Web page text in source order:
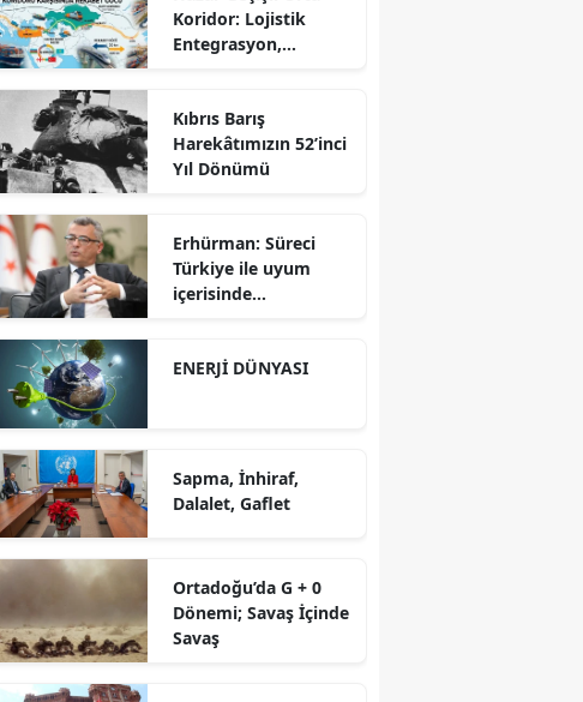
Koridor: Lojistik
Entegrasyon,
Karşısında Rekabet
Gücü
Kıbrıs Barış
Harekâtımızın 52’inci
Yıl Dönümü
Erhürman: Süreci
Türkiye ile uyum
içerisinde
ENERJİ DÜNYASI
Sapma, İnhiraf,
Dalalet, Gaflet
Ortadoğu’da G + 0
Dönemi; Savaş İçinde
Savaş